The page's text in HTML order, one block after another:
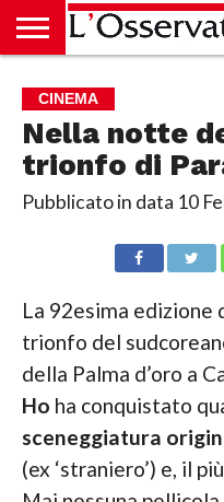
CULTURA
ECONOMIA
RUBRICHE
ARCHIVIO
PODCAST
ABBONAMENTO
CHI
SIAMO
ACCEDI
CINEMA
Nella notte
trionfo di
Pubblicato in data 10
La 92esima edizione
trionfo del
della Palma d’oro a
Ho ha conquistato
sceneggiatura
(ex ‘straniero’) e, il